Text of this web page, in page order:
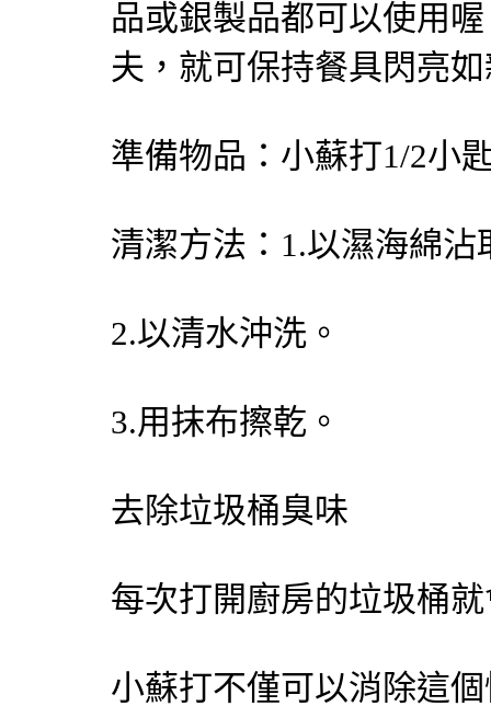
品或銀製品都可以使用
夫，就可保持餐具閃亮
準備物品：小蘇打1/2小
清潔方法：1.以濕海綿
2.以清水沖洗。
3.用抹布擦乾。
去除垃圾桶臭味
每次打開廚房的垃圾桶
小蘇打不僅可以消除這